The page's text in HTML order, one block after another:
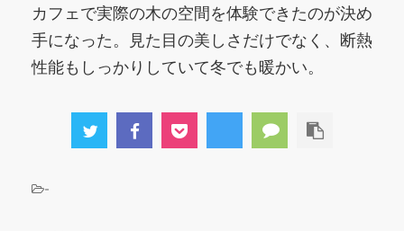
カフェで実際の木の空間を体験できたのが決め
手になった。見た目の美しさだけでなく、断熱
性能もしっかりしていて冬でも暖かい。
-